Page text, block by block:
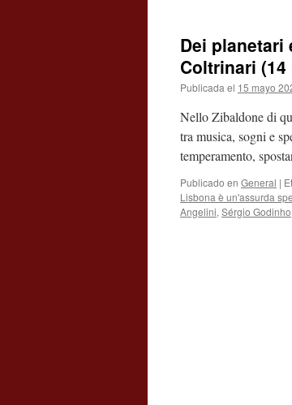
Dei planetari
Coltrinari (14
Publicada el 15 mayo
Nello Zibaldone di
tra musica, sogni e
temperamento,
Publicado en General |
Lisbona è un'assurda
Angelini, Sérgio Godinho